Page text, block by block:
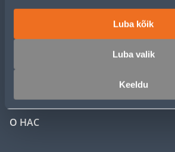
Luba kõik
Luba valik
Keeldu
ОБСЛУЖИВАНИЕ ЧАСТНЫХ
О НАС